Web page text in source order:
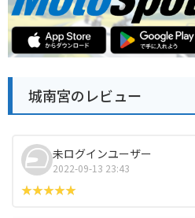
城南宮のレビュー
未ログインユーザー
2022-09-13 23:43